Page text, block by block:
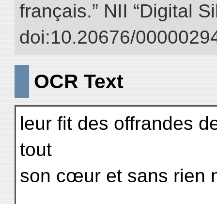
français.” NII “Digital
doi:10.20676/
OCR Text
leur fit des offrandes
tout
son cœur et sans rien